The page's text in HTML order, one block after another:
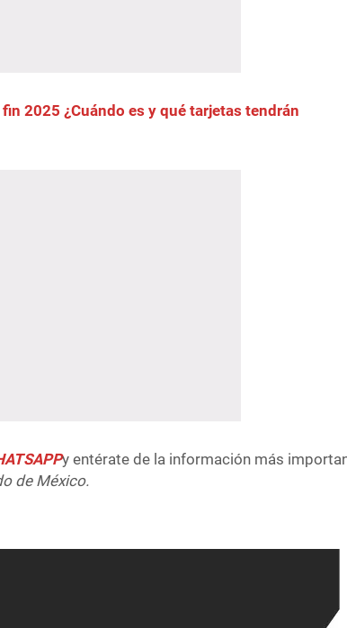
fin 2025 ¿Cuándo es y qué tarjetas tendrán
y entérate de la información más
de México.